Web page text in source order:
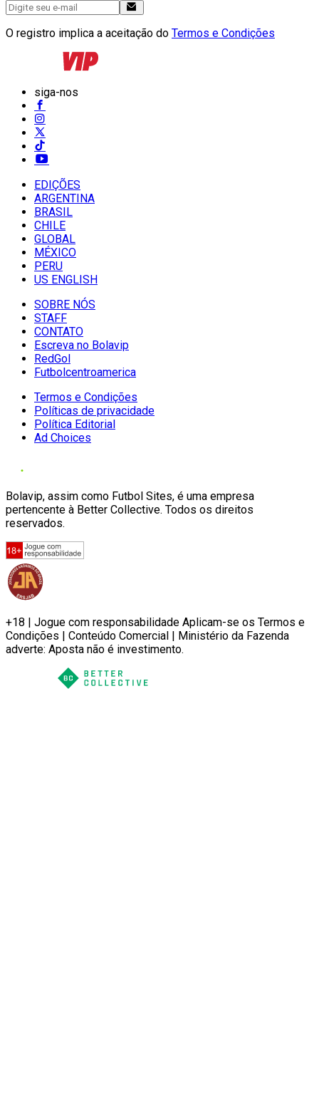
O registro implica a aceitação do Termos e Condições
siga-nos
EDIÇÕES
ARGENTINA
BRASIL
CHILE
GLOBAL
MÉXICO
PERU
US ENGLISH
SOBRE NÓS
STAFF
CONTATO
Escreva no Bolavip
RedGol
Futbolcentroamerica
Termos e Condições
Políticas de privacidade
Política Editorial
Ad Choices
Bolavip, assim como Futbol Sites, é uma empresa
pertencente à Better Collective. Todos os direitos
reservados.
+18 | Jogue com responsabilidade Aplicam-se os Termos e
Condições | Conteúdo Comercial | Ministério da Fazenda
adverte: Aposta não é investimento.